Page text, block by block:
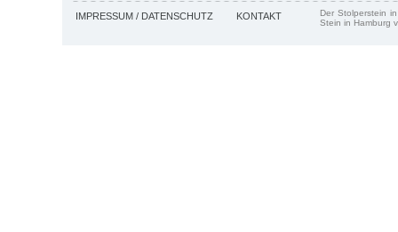
IMPRESSUM / DATENSCHUTZ KONTAKT
Der Stolperstein
Stein in Hamburg